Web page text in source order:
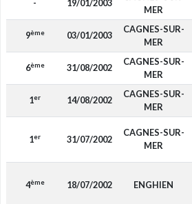
- 19/01/2003
MER
9ème 03/01/2003
CAGNES-SUR-
MER
6ème 31/08/2002
CAGNES-SUR-
MER
1er 14/08/2002
CAGNES-SUR-
MER
1er 31/07/2002
CAGNES-SUR-
MER
4ème 18/07/2002 ENGHIEN